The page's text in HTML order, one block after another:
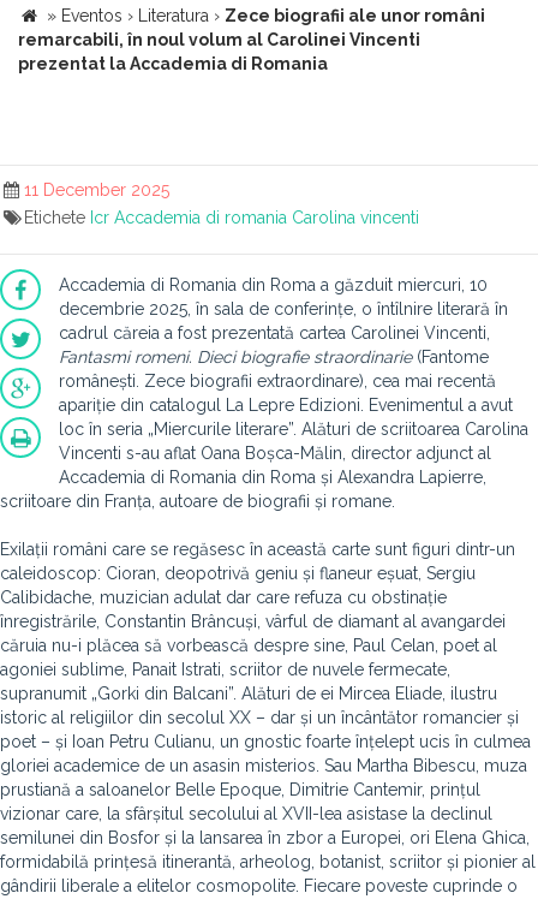
» Eventos › Literatura › Zece biografii ale unor români
remarcabili, în noul volum al Carolinei Vincenti
prezentat la Accademia di Romania
11 December 2025
Etichete Icr Accademia di romania Carolina vincenti
Accademia di Romania din Roma a găzduit miercuri, 10
decembrie 2025, în sala de conferințe, o întîlnire literară în
cadrul căreia a fost prezentată cartea Carolinei Vincenti,
Fantasmi romeni. Dieci biografie straordinarie(Fantome
românești. Zece biografii extraordinare), cea mai recentă
apariție din catalogul La Lepre Edizioni. Evenimentul a avut
loc în seria „Miercurile literare”. Alături de scriitoarea Carolina
Vincenti s-au aflat Oana Boșca-Mălin, director adjunct al
Accademia di Romania din Roma și Alexandra Lapierre,
scriitoare din Franța, autoare de biografii și romane.
Exilații români care se regăsesc în această carte sunt figuri dintr-un
caleidoscop: Cioran, deopotrivă geniu și flaneur eșuat, Sergiu
Calibidache, muzician adulat dar care refuza cu obstinație
înregistrările, Constantin Brâncuși, vârful de diamant al avangardei
căruia nu-i plăcea să vorbească despre sine, Paul Celan, poet al
agoniei sublime, Panait Istrati, scriitor de nuvele fermecate,
supranumit „Gorki din Balcani”. Alături de ei Mircea Eliade, ilustru
istoric al religiilor din secolul XX – dar și un încântător romancier și
poet – și Ioan Petru Culianu, un gnostic foarte înțelept ucis în culmea
gloriei academice de un asasin misterios. Sau Martha Bibescu, muza
prustiană a saloanelor Belle Epoque, Dimitrie Cantemir, prințul
vizionar care, la sfârșitul secolului al XVII-lea asistase la declinul
semilunei din Bosfor și la lansarea în zbor a Europei, ori Elena Ghica,
formidabilă prințesă itinerantă, arheolog, botanist, scriitor și pionier al
gândirii liberale a elitelor cosmopolite. Fiecare poveste cuprinde o